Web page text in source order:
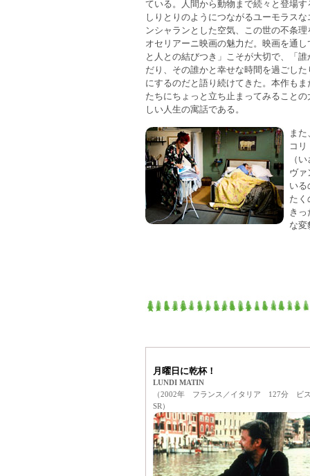
ている。人間から動物まで続々と登場
しりとりのようにつながるユーモラス
ンシャランとした空気、この世の不条
オセリアーニ映画の魅力だ。映画を通
と人との結びつき」こそが大切で、「
だり、その誰かと幸せな時間を過ごし
にするのだと語り続けてきた。本作も
たちにちょっと立ち止まってみること
しい人生の寓話である。
ま
コ
（
ヴァ
いる
たく
き
な変
月曜日に乾杯！
LUNDI MATIN
（2002年 フランス／イタリア 127分 ビ
SR）